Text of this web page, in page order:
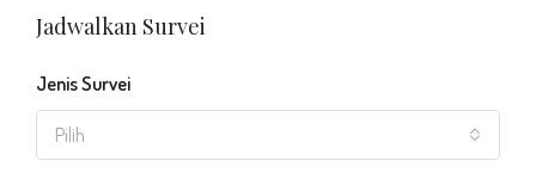
Jadwalkan Survei
Jenis Survei
Pilih